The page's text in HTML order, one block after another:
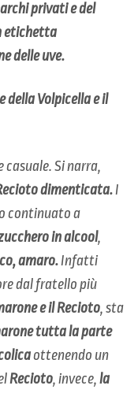
privati e del
etichetta
delle uve.
della Volpicella e il
casuale. Si​ ​narra,
​dimenticata. I​ ​
​continuato​ ​a​
​in​ ​alcool,
​​amaro​. Infatti
​dal​ ​fratello​ ​più​
​e​ ​il​ ​Recioto,​ ​sta​ ​
​tutta​ ​la​ ​parte​
ottenendo​ ​un​ ​
Recioto​, ​invece,​ ​ la​ ​